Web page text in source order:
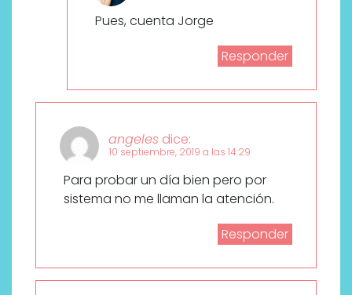
Pues, cuenta Jorge
Responder
angeles dice:
10 septiembre, 2019 a las 14:29
Para probar un día bien pero por
sistema no me llaman la atención.
Responder